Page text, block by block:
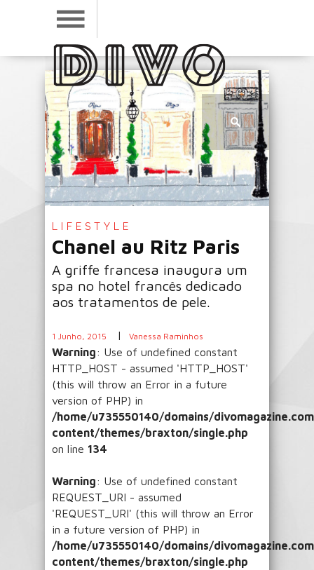
LIFESTYLE
Chanel au Ritz Paris
A griffe francesa inaugura um
spa no hotel francês dedicado
aos tratamentos de pele.
1 Junho, 2015 | Vanessa Raminhos
Warning: Use of undefined constant
HTTP_HOST - assumed 'HTTP_HOST'
(this will throw an Error in a future
version of PHP) in
/home/u735550140/domains/
content/themes/braxton/single.php
on line 134
Warning: Use of undefined constant
REQUEST_URI - assumed
'REQUEST_URI' (this will throw an Error
in a future version of PHP) in
/home/u735550140/domains/
content/themes/braxton/single.php